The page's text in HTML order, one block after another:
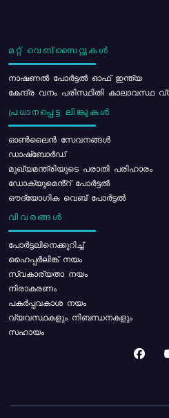
മറ്റ് വെബ്സൈറ്റുകൾ
നാഷണൽ പോർട്ടൽ ഓഫ് ഇന്ത്യ
കേന്ദ്ര വനം പരിസ്ഥിതി കാലാവസ്ഥ
പ്രധാനപ്പെട്ട ലിങ്കുകൾ
ഓൺലൈൻ സേവനങ്ങൾ
ഡാഷ്ബോർഡ്
മുഖ്യമന്ത്രിയുടെ പരാതി പരിഹാരം
ഡോക്യുമെൻ്റ് പോർട്ടൽ
ഔദ്യോഗിക വെബ് പോർട്ടൽ
വിവരങ്ങൾ
പോര്‍ട്ടലിനെക്കുറിച്ച്
ഹൈപ്പർലിങ്ക് നയം
സ്വകാര്യതാ നയം
നിരാകരണം
പകർപ്പവകാശ നയം
വ്യവസ്ഥകളും നിബന്ധനകളും
സഹായം